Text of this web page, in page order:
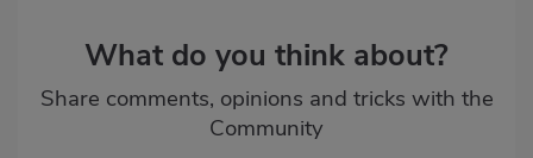
What do you think about?
Share comments, opinions and tricks with the
Community